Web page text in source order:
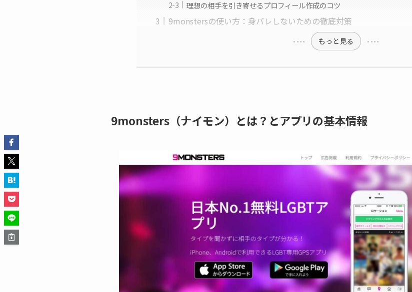
理想の相手を引き寄せるプロフィール作成のコツ
9monstersの使い方：身バレしないための徹底対策
もっと見る
9monsters（ナイモン）とは？とアプリの基本情報